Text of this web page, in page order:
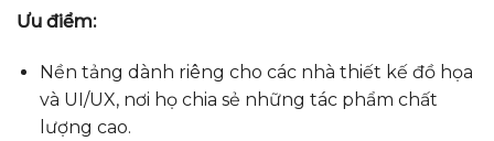
Ưu điểm:
Nền tảng dành riêng cho các nhà thiết kế đồ họa
và UI/UX, nơi họ chia sẻ những tác phẩm chất
lượng cao.